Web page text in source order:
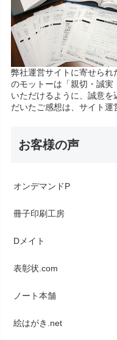
弊社運営サイトに寄せら
のモットーは「親切・誠
いただけるように、誠意
だいたご感想は、サイト運
お客様の声
オンデマンドP
冊子印刷工房
Dメイト
表彰状.com
ノート本舗
絵はがき.net